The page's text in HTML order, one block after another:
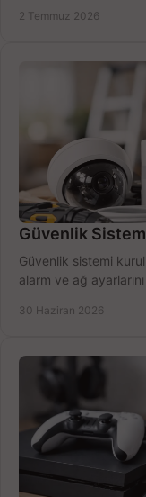
2 Temmuz 2026
Güvenlik
Güvenlik sistemi
alarm ve ağ
30 Haziran 2026